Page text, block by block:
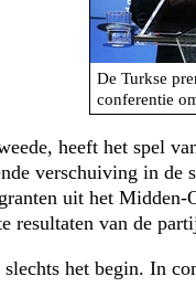
De Turkse
conferentie
heeft het spel
verschuiving in de
uit het Midden-
resultaten van de
het begin. In